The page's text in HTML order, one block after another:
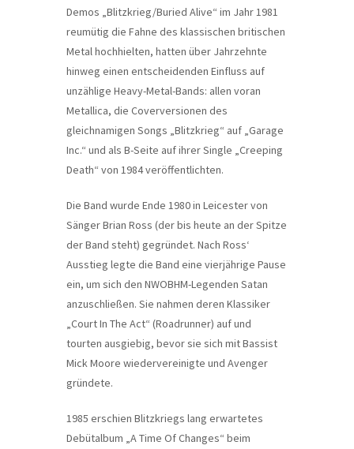
Demos „Blitzkrieg/Buried Alive“ im Jahr 1981
reumütig die Fahne des klassischen britischen
Metal hochhielten, hatten über Jahrzehnte
hinweg einen entscheidenden Einfluss auf
unzählige Heavy-Metal-Bands: allen voran
Metallica, die Coverversionen des
gleichnamigen Songs „Blitzkrieg“ auf „Garage
Inc.“ und als B-Seite auf ihrer Single „Creeping
Death“ von 1984 veröffentlichten.
Die Band wurde Ende 1980 in Leicester von
Sänger Brian Ross (der bis heute an der Spitze
der Band steht) gegründet. Nach Ross‘
Ausstieg legte die Band eine vierjährige Pause
ein, um sich den NWOBHM-Legenden Satan
anzuschließen. Sie nahmen deren Klassiker
„Court In The Act“ (Roadrunner) auf und
tourten ausgiebig, bevor sie sich mit Bassist
Mick Moore wiedervereinigte und Avenger
gründete.
1985 erschien Blitzkriegs lang erwartetes
Debütalbum „A Time Of Changes“ beim